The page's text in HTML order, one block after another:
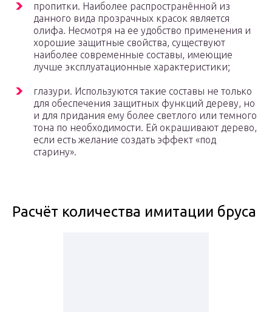
пропитки. Наиболее распространённой из
данного вида прозрачных красок является
олифа. Несмотря на ее удобство применения и
хорошие защитные свойства, существуют
наиболее современные составы, имеющие
лучше эксплуатационные характеристики;
глазури. Используются такие составы не только
для обеспечения защитных функций дереву, но
и для придания ему более светлого или темного
тона по необходимости. Ей окрашивают дерево,
если есть желание создать эффект «под
старину».
Расчёт количества имитации бруса